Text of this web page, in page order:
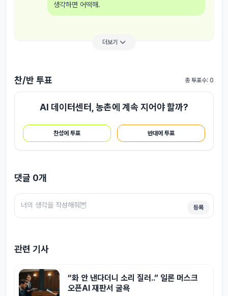
생각하면 어떡해.
더보기
찬/반 투표 총 투표수: 0
AI 데이터센터, 농촌에 계속 지어야 할까?
찬성에 투표 반대에 투표
댓글 0개
등록
관련 기사
“화 안 낸다더니 소리 질러..” 일론 머스크
오픈AI 재판서 굴욕